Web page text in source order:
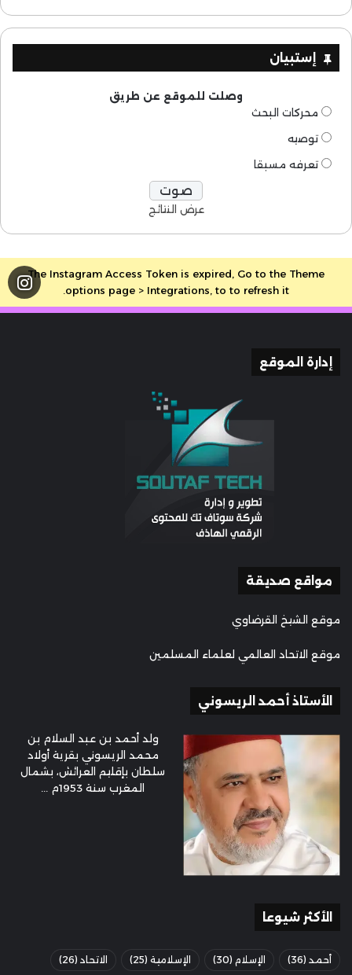
إستبيان
وصلت للموقع عن طريق
محركات البحث
توصيه
تعرفه مسبقا
عرض النتائج
The Instagram Access Token is expired, Go to the Theme
options page > Integrations, to to refresh it.
إدارة الموقع
مواقع صديقة
موقع الشيخ القرضاوي
موقع الاتحاد العالمي لعلماء المسلمين
الأستاذ أحمد الريسوني
ولد أحمد بن عبد السلام بن
محمد الريسوني بقرية أولاد
سلطان بإقليم العرائش، بشمال
المغرب سنة 1953م ...
الأكثر شيوعا
أحمد (36) الإسلام (30) الإسلامية (25) الاتحاد (26)